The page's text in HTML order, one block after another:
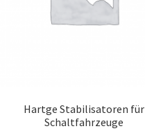
Hartge Stabilisatoren für
Schaltfahrzeuge